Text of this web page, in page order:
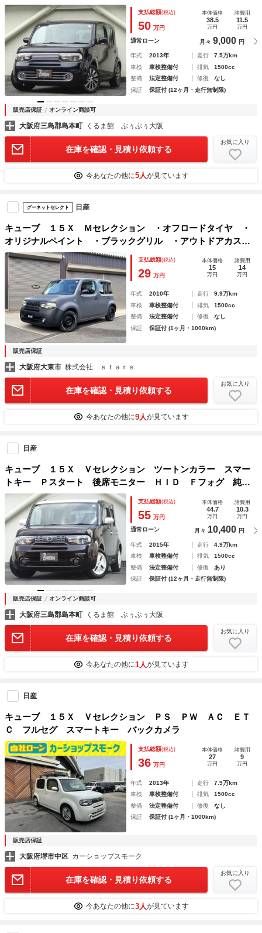
ル Ｂカメ ＢＴ接続 Ａエアコン ビルトインＥＴＣ
支払総額(税込)
50 万円
本体価格
38.5
万円
諸費用
11.5
万円
通常ローン 月々 9,000 円
年式 2013年 走行
7.5万km
車検
車検整備付 排気
1500cc
整備
法定整備付 修復
なし
保証
保証付 (12ヶ月・走行無制限)
販売店保証 オンライン商談可
大阪府三島郡島本町 くるま館 ぶぅぶぅ大阪
在庫を確認・見積り依頼する
お気に入り
今あなたの他に5人が見ています
グーネットセレクト 日産
キューブ １５Ｘ Ｍセレクション ・オフロードタイヤ ・
オリジナルペイント ・ブラックグリル ・アウトドアカスタ
ム ・プッシュスタート ・ナビ ・ＥＴＣ ・パワーウィン
ド ・ベンチシート
支払総額(税込)
29 万円
本体価格
15
万円
諸費用
14
万円
年式 2010年 走行
9.9万km
車検
車検整備付 排気
1500cc
整備
法定整備付 修復
なし
保証
保証付 (1ヶ月・1000km)
販売店保証
大阪府大東市 株式会社 ｓｔａｒｓ
在庫を確認・見積り依頼する
お気に入り
今あなたの他に9人が見ています
日産
キューブ １５Ｘ Ｖセレクション ツートンカラー スマー
トキー Ｐスタート 後席モニター ＨＩＤ Ｆフォグ 純正
ナビ フルセグ ＢＴ接続 Ｂカメ 革巻ハンドル オートラ
イト オートエアコン ビルトインＥＴＣ
支払総額(税込)
55 万円
本体価格
44.7
万円
諸費用
10.3
万円
通常ローン 月々 10,400 円
年式 2015年 走行
4.9万km
車検
車検整備付 排気
1500cc
整備
法定整備付 修復
あり
保証
保証付 (12ヶ月・走行無制限)
販売店保証 オンライン商談可
大阪府三島郡島本町 くるま館 ぶぅぶぅ大阪
在庫を確認・見積り依頼する
お気に入り
今あなたの他に1人が見ています
日産
キューブ １５Ｘ Ｖセレクション ＰＳ ＰＷ ＡＣ ＥＴ
Ｃ フルセグ スマートキー バックカメラ
支払総額(税込)
36 万円
本体価格
27
万円
諸費用
9
万円
年式 2013年 走行
7.9万km
車検
車検整備付 排気
1500cc
整備
法定整備付 修復
なし
保証
保証付 (1ヶ月・1000km)
販売店保証
大阪府堺市中区 カーショップスモーク
在庫を確認・見積り依頼する
お気に入り
今あなたの他に3人が見ています